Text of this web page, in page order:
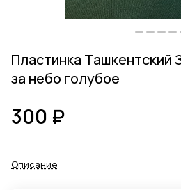
Пластинка
за небо голубое
300 ₽
Описание